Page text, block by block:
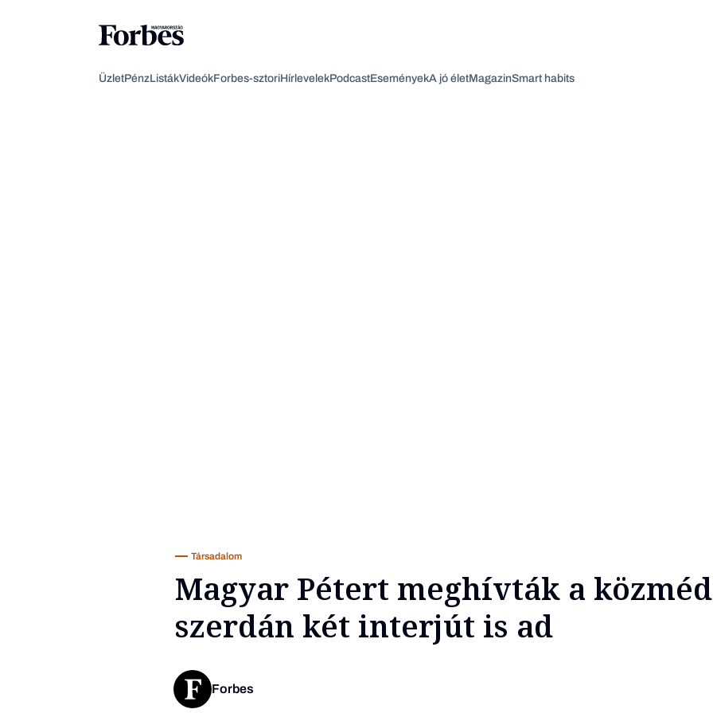
ÜzletPénzListákVideókForbes-sztoriHírlevelekPodcastEseményekA jó életMagazinSmart habits
Társadalom
Magyar Pétert meghívták a
szerdán két interjút is ad
Forbes